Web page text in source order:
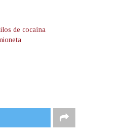
de cocaína